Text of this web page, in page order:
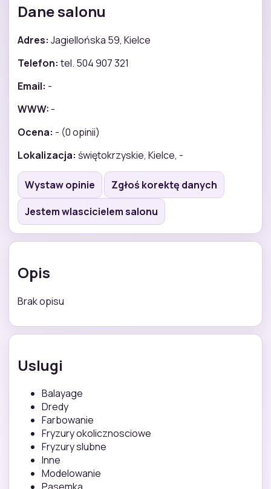
Dane salonu
Adres: Jagiellońska 59, Kielce
Telefon: tel. 504 907 321
Email: -
WWW: -
Ocena: - (0 opinii)
Lokalizacja: świętokrzyskie, Kielce, -
Wystaw opinie
Zgłoś korektę danych
Jestem wlascicielem salonu
Opis
Brak opisu
Uslugi
Balayage
Dredy
Farbowanie
Fryzury okolicznosciowe
Fryzury slubne
Inne
Modelowanie